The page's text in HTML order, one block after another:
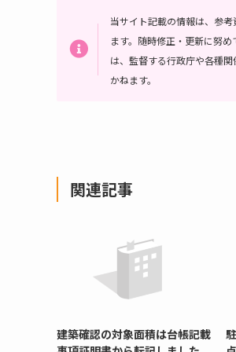
当サイト記載の情報は、参考
ます。随時修正・更新に努
は、監督する行政庁や各種関
かねます。
関連記事
建築確認の対象面積は台帳記載